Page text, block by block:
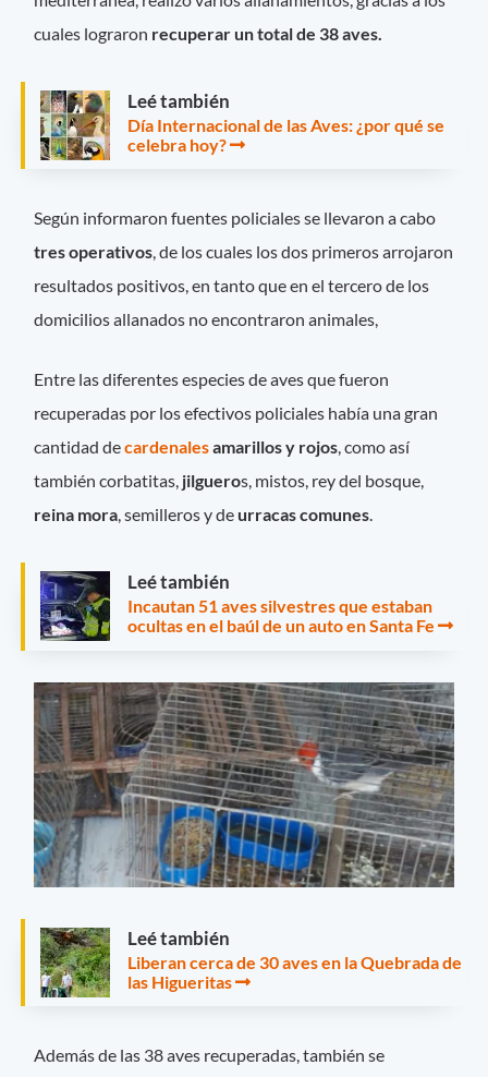
cuales lograron recuperar un total de 38 aves.
Leé también
Día Internacional de las Aves: ¿por qué se
celebra hoy?
Según informaron fuentes policiales se llevaron a cabo
tres operativos, de los cuales los dos primeros arrojaron
resultados positivos, en tanto que en el tercero de los
domicilios allanados no encontraron animales,
Entre las diferentes especies de aves que fueron
recuperadas por los efectivos policiales había una gran
cantidad decardenalesamarillos y rojos, como así
también corbatitas, jilgueros, mistos, rey del bosque,
reina mora, semilleros y de urracas comunes.
Leé también
Incautan 51 aves silvestres que estaban
ocultas en el baúl de un auto en Santa Fe
Leé también
Liberan cerca de 30 aves en la Quebrada de
las Higueritas
Además de las 38 aves recuperadas, también se